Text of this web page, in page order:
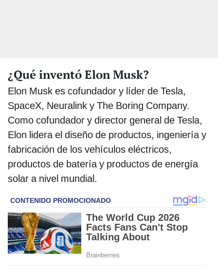
¿Qué inventó Elon Musk?
Elon Musk es cofundador y líder de Tesla,
SpaceX, Neuralink y The Boring Company.
Como cofundador y director general de Tesla,
Elon lidera el diseño de productos, ingeniería y
fabricación de los vehículos eléctricos,
productos de batería y productos de energía
solar a nivel mundial.